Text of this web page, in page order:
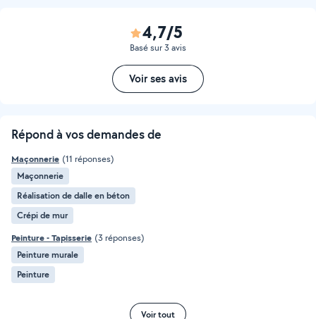
4,7/5
Basé sur 3 avis
Voir ses avis
Répond à vos demandes de
Maçonnerie (11 réponses)
Maçonnerie
Réalisation de dalle en béton
Crépi de mur
Peinture - Tapisserie (3 réponses)
Peinture murale
Peinture
Voir tout